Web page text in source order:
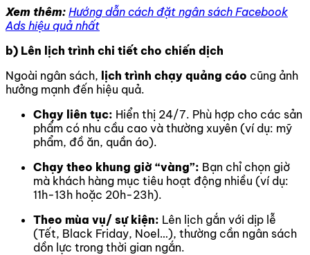
Xem thêm: Hướng dẫn cách đặt ngân sách Facebook
Ads hiệu quả nhất
b) Lên lịch trình chi tiết cho chiến dịch
Ngoài ngân sách, lịch trình chạy quảng cáo cũng ảnh
hưởng mạnh đến hiệu quả.
Chạy liên tục: Hiển thị 24/7. Phù hợp cho các sản
phẩm có nhu cầu cao và thường xuyên (ví dụ: mỹ
phẩm, đồ ăn, quần áo).
Chạy theo khung giờ “vàng”: Bạn chỉ chọn giờ
mà khách hàng mục tiêu hoạt động nhiều (ví dụ:
11h-13h hoặc 20h-23h).
Theo mùa vụ/ sự kiện: Lên lịch gắn với dịp lễ
(Tết, Black Friday, Noel…), thường cần ngân sách
dồn lực trong thời gian ngắn.